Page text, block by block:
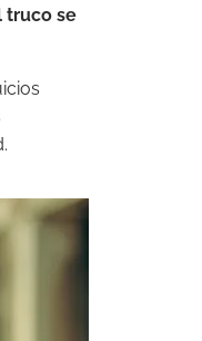
truco se